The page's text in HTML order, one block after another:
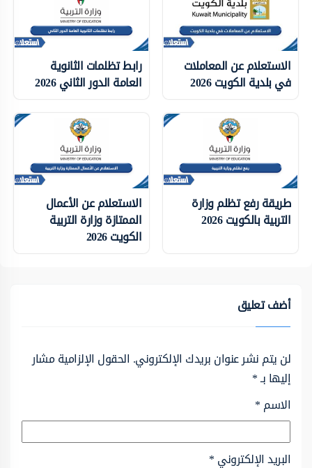
الاستعلام عن المعاملات
في بلدية الكويت 2026
رابط تظلمات الثانوية
العامة الدور الثاني 2026
طريقة رفع تظلم وزارة
التربية بالكويت 2026
الاستعلام عن الأعمال
الممتازة وزارة التربية
الكويت 2026
أضف تعليق
لن يتم نشر عنوان بريدك الإلكتروني. الحقول الإلزامية مشار
إليها بـ*
الاسم*
البريد الإلكتروني*